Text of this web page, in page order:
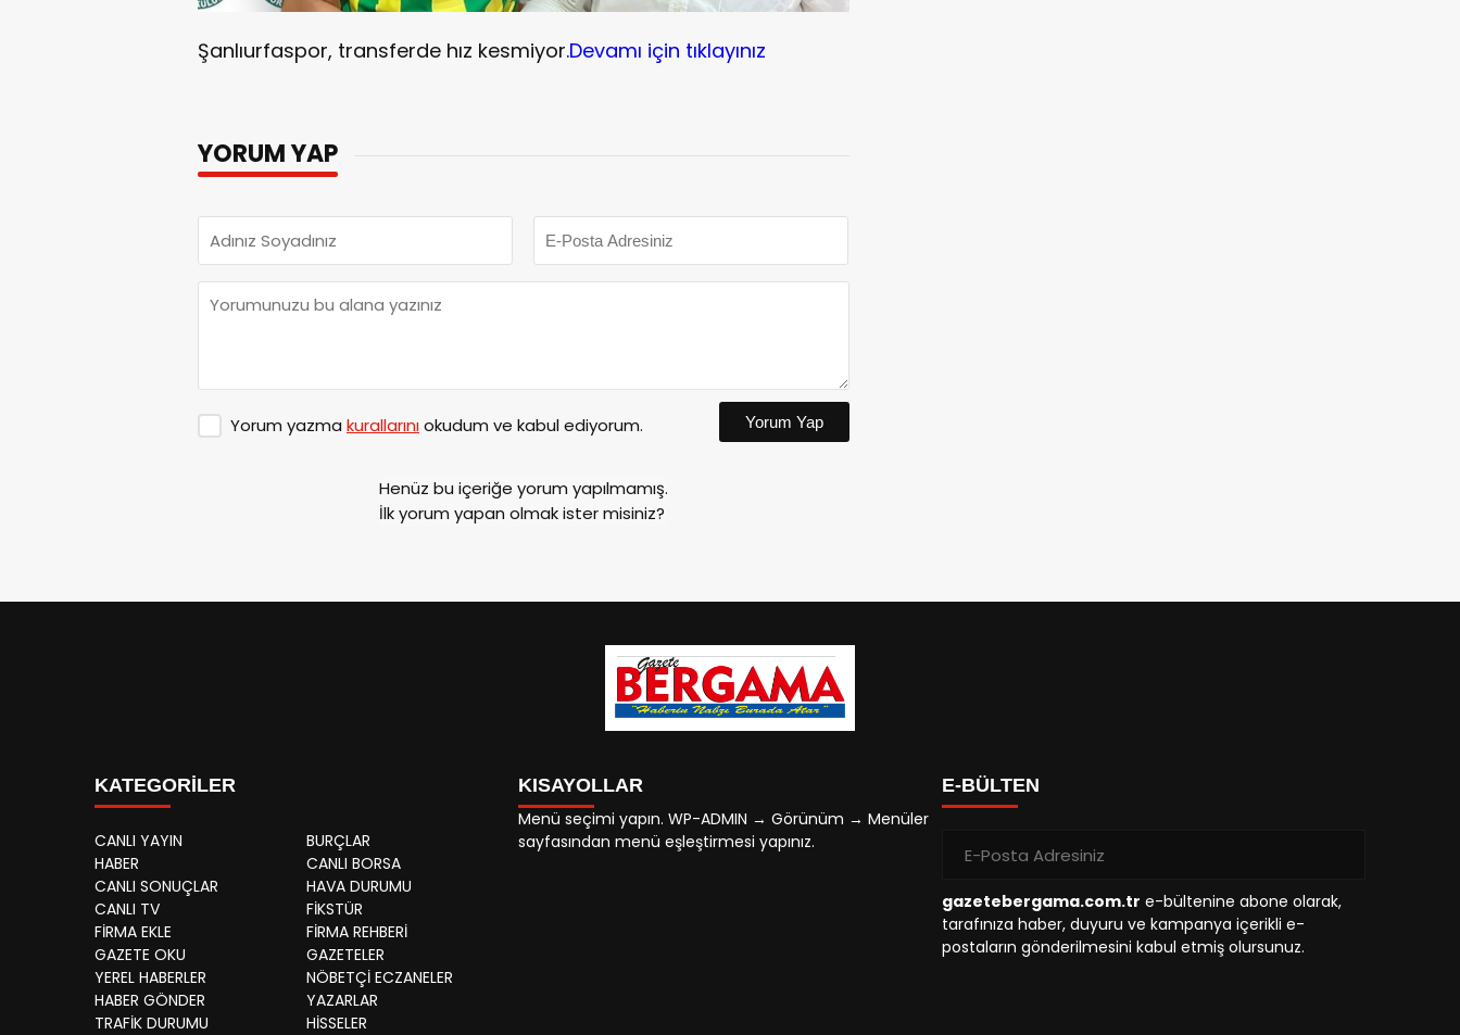
Şanlıurfaspor, transferde hız kesmiyor.Devamı için tıklayınız
YORUM YAP
Yorum yazma kurallarınıokudum ve kabul ediyorum. Yorum Yap
Henüz bu içeriğe yorum yapılmamış.
İlk yorum yapan olmak ister misiniz?
KATEGORİLER
CANLI YAYIN
BURÇLAR
HABER
CANLI BORSA
CANLI SONUÇLAR
HAVA DURUMU
CANLI TV
FİKSTÜR
FİRMA EKLE
FİRMA REHBERİ
GAZETE OKU
GAZETELER
YEREL HABERLER
NÖBETÇİ ECZANELER
HABER GÖNDER
YAZARLAR
TRAFİK DURUMU
HİSSELER
KISAYOLLAR
Menü seçimi yapın. WP-ADMIN → Görünüm → Menüler
sayfasından menü eşleştirmesi yapınız.
E-BÜLTEN
gazetebergama.com.tr e-bültenine abone olarak,
tarafınıza haber, duyuru ve kampanya içerikli e-
postaların gönderilmesini kabul etmiş olursunuz.